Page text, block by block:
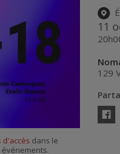
11
129
d'accès dans le
événements.